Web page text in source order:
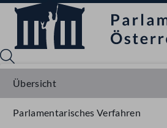
Übersicht
Parlamentarisches Verfahren